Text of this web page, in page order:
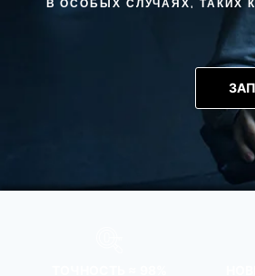
В ОСОБЫХ СЛУЧАЯХ, ТАКИХ